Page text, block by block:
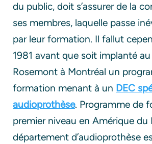
du public, doit s’assurer de la
ses membres, laquelle passe
par leur formation. Il fallut
1981 avant que soit implanté
Rosemont à Montréal un
formation menant à un DEC
audioprothèse. Programme de
premier niveau en Amérique du
département d’audioprothèse